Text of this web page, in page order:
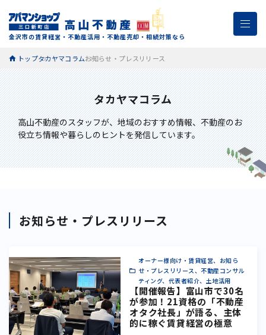
金沢市の賃貸経営・不動産活用・不動産売却・相続対策なら
トップタカヤマコラムお知らせ・プレスリリース
タカヤマコラム
高山不動産のスタッフが、地域のおすすめ情報、不動産のお
役立ち情報や暮らしのヒントを発信しています。
お知らせ・プレスリリース
オーナー様向け・賃貸経営、お知ら
せ・プレスリリース、不動産コンサル
ティング、代表者紹介、土地活用
【開催報告】富山市で30名
が参加！21資格の「不動産
オタク社長」が語る、主体
的に稼ぐ賃貸経営の極意